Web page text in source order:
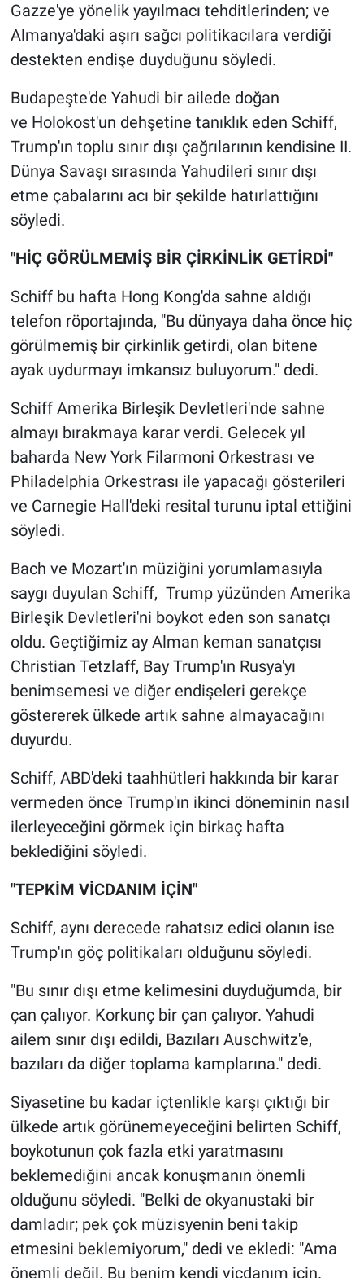
Gazze'ye yönelik yayılmacı tehditlerinden; ve
Almanya'daki aşırı sağcı politikacılara verdiği
destekten endişe duyduğunu söyledi.
Budapeşte'de Yahudi bir ailede doğan
ve Holokost'un dehşetine tanıklık eden Schiff,
Trump'ın toplu sınır dışı çağrılarının kendisine II.
Dünya Savaşı sırasında Yahudileri sınır dışı
etme çabalarını acı bir şekilde hatırlattığını
söyledi.
"HİÇ GÖRÜLMEMİŞ BİR ÇİRKİNLİK GETİRDİ"
Schiff bu hafta Hong Kong'da sahne aldığı
telefon röportajında, "Bu dünyaya daha önce hiç
görülmemiş bir çirkinlik getirdi, olan bitene
ayak uydurmayı imkansız buluyorum." dedi.
Schiff Amerika Birleşik Devletleri'nde sahne
almayı bırakmaya karar verdi. Gelecek yıl
baharda New York Filarmoni Orkestrası ve
Philadelphia Orkestrası ile yapacağı gösterileri
ve Carnegie Hall'deki resital turunu iptal ettiğini
söyledi.
Bach ve Mozart'ın müziğini yorumlamasıyla
saygı duyulan Schiff, Trump yüzünden Amerika
Birleşik Devletleri'ni boykot eden son sanatçı
oldu. Geçtiğimiz ay Alman keman sanatçısı
Christian Tetzlaff, Bay Trump'ın Rusya'yı
benimsemesi ve diğer endişeleri gerekçe
göstererek ülkede artık sahne almayacağını
duyurdu.
Schiff, ABD'deki taahhütleri hakkında bir karar
vermeden önce Trump'ın ikinci döneminin nasıl
ilerleyeceğini görmek için birkaç hafta
beklediğini söyledi.
"TEPKİM VİCDANIM İÇİN"
Schiff, aynı derecede rahatsız edici olanın ise
Trump'ın göç politikaları olduğunu söyledi.
"Bu sınır dışı etme kelimesini duyduğumda, bir
çan çalıyor. Korkunç bir çan çalıyor. Yahudi
ailem sınır dışı edildi, Bazıları Auschwitz'e,
bazıları da diğer toplama kamplarına." dedi.
Siyasetine bu kadar içtenlikle karşı çıktığı bir
ülkede artık görünemeyeceğini belirten Schiff,
boykotunun çok fazla etki yaratmasını
beklemediğini ancak konuşmanın önemli
olduğunu söyledi. "Belki de okyanustaki bir
damladır; pek çok müzisyenin beni takip
etmesini beklemiyorum," dedi ve ekledi: "Ama
önemli değil. Bu benim kendi vicdanım için.
Kimdir
Koronavirüs
Kültür Sanat
Ne demişti
Nedir
Popüler
Sağlık
Spor
Teknoloji
Türkiye'nin Geleceği
Türkiye'nin Gündemi
Yerel Gündem
Yerel Yaşam
Canlı Yayın